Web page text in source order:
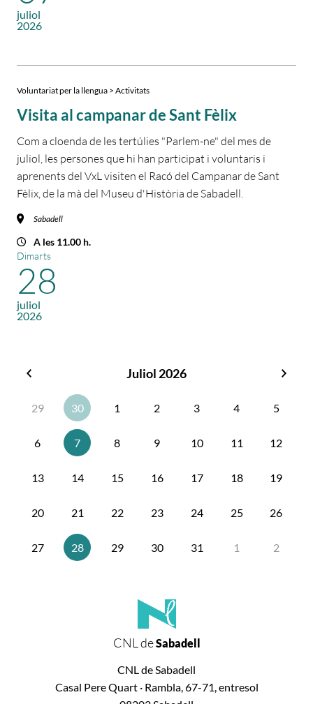
juliol
2026
Voluntariat per la llengua > Activitats
Visita al campanar de Sant Fèlix
Com a cloenda de les tertúlies "Parlem-ne" del mes de
juliol, les persones que hi han participat i voluntaris i
aprenents del VxL visiten el Racó del Campanar de Sant
Fèlix, de la mà del Museu d'Història de Sabadell.
Sabadell
A les 11.00 h.
Dimarts
28
juliol
2026
Juliol 2026
29
30 1 2 3 4 5
6 7 8 9 10 11 12
13 14 15 16 17 18 19
20 21 22 23 24 25 26
27 28 29 30 31 1 2
CNL deSabadell
CNL de Sabadell
Casal Pere Quart · Rambla, 67-71, entresol